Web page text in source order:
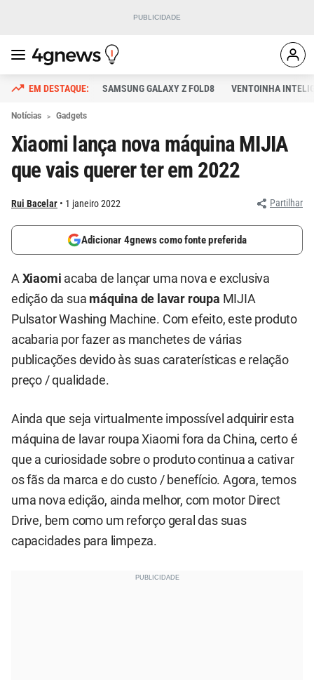
SAMSUNG GALAXY Z FOLD8 VENTOINHA
Notícias Gadgets
Xiaomi lança nova máquina MIJIA
que vais querer ter em 2022
Rui Bacelar 1 janeiro 2022 Partilhar
Adicionar 4gnews como fonte preferida
A Xiaomi acaba de lançar uma nova e exclusiva
edição da sua máquina de lavar roupa MIJIA
Pulsator Washing Machine. Com efeito, este produto
acabaria por fazer as manchetes de várias
publicações devido às suas caraterísticas e relação
preço / qualidade.
Ainda que seja virtualmente impossível adquirir esta
máquina de lavar roupa Xiaomi fora da China, certo é
que a curiosidade sobre o produto continua a cativar
os fãs da marca e do custo / benefício. Agora, temos
uma nova edição, ainda melhor, com motor Direct
Drive, bem como um reforço geral das suas
capacidades para limpeza.